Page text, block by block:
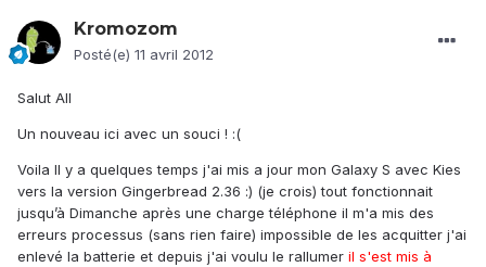
Kromozom
Posté(e) 11 avril 2012
Salut All
Un nouveau ici avec un souci ! :(
Voila Il y a quelques temps j'ai mis a jour mon Galaxy S avec Kies
vers la version Gingerbread 2.36 :) (je crois) tout fonctionnait
jusqu’à Dimanche après une charge téléphone il m'a mis des
erreurs processus (sans rien faire) impossible de les acquitter j'ai
enlevé la batterie et depuis j'ai voulu le rallumer il s'est mis à